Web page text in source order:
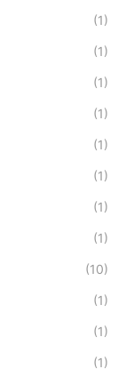
(1)
(1)
(1)
(1)
(1)
(1)
(1)
(1)
(10)
(1)
(1)
(1)